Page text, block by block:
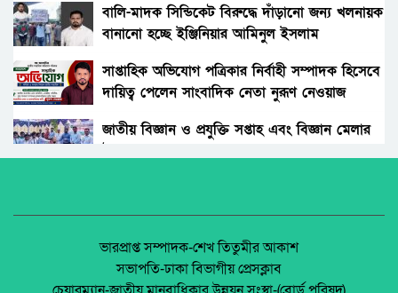
দোরগোড়ায় এক নতুন অধ্যায়ের সূচনা।
বিচারকের স্ত্রীকে কুপিয়ে জখম, ছেলেকে হত্যা করল
পরিচিত যুবক।
আওয়ামী’লীগের অবরোধের বিরুদ্ধে কঠোর অবস্থান
ছিলো জামায়াত ইসলামীর।
অনুষ্ঠিত হয়ে গেলো ইসলামি ফাউন্ডেশন কর্তৃক
বালি-মাদক সিন্ডিকেট বিরুদ্ধে দাঁড়ানো জন্য খলনায়ক
বানানো হচ্ছে ইঞ্জিনিয়ার আমিনুল ইসলাম
সাপ্তাহিক অভিযোগ পত্রিকার নির্বাহী সম্পাদক হিসেবে
দায়িত্ব পেলেন সাংবাদিক নেতা নুরূণ নেওয়াজ
জাতীয় বিজ্ঞান ও প্রযুক্তি সপ্তাহ এবং বিজ্ঞান মেলার
জেলা আইন-শৃৃঙ্খলা কমিটির মাসিক সভা অনুষ্ঠিত।
ভারপ্রাপ্ত সম্পাদক-শেখ তিতুমীর আকাশ
সভাপতি-ঢাকা বিভাগীয় প্রেসক্লাব